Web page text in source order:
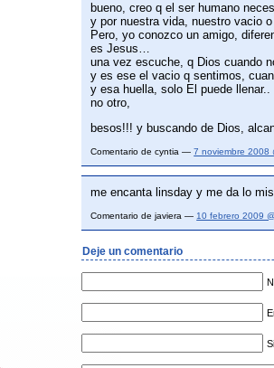
bueno, creo q el ser humano
y por nuestra vida, nuestro vacio
Pero, yo conozco un amigo,
es Jesus…
una vez escuche, q Dios cuando
y es ese el vacio q sentimos,
y esa huella, solo El puede llenar..
no otro,
besos!!! y buscando de Dios,
Comentario de cyntia —7 noviembre 2008
me encanta linsday y me da lo
Comentario de javiera — 10 febrero 2009
Deje un comentario